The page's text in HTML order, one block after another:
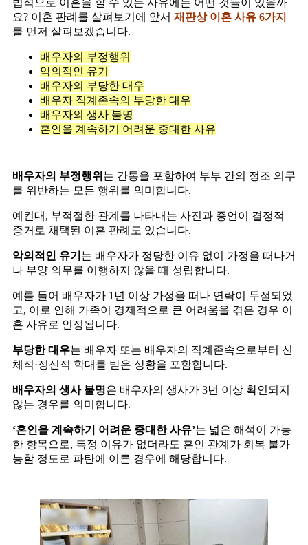
법적으로 이혼을 할 수 있는 사유에는 어떤 것들이 있을까
요? 이혼 판례를 살펴보기에 앞서 재판상 이혼 사유 6가지
를 먼저 살펴보겠습니다.
배우자의 부정행위
악의적인 유기
배우자의 부당한 대우
배우자 직계존속의 부당한 대우
배우자의 생사 불명
혼인을 계속하기 어려운 중대한 사유
배우자의 부정행위 는 간통을 포함하여 부부 간의 정조 의무
를 위반하는 모든 행위를 의미합니다.
예컨대, 부적절한 관계를 나타내는 사진과 증언이 결정적
증거로 채택된 이혼 판례도 있습니다.
악의적인 유기 는 배우자가 정당한 이유 없이 가정을 떠나거
나 부양 의무를 이행하지 않을 때 성립합니다.
예를 들어 배우자가 1년 이상 가정을 떠나 연락이 두절되었
고, 이로 인해 가족이 경제적으로 큰 어려움을 겪은 경우 이
혼 사유로 인정됩니다.
부당한 대우는 배우자 또는 배우자의 직계존속으로부터 신
체적·정신적 학대를 받은 상황을 포함합니다.
배우자의 생사 불명은 배우자의 생사가 3년 이상 확인되지
않는 경우를 의미합니다.
‘혼인을 계속하기 어려운 중대한 사유’는 넓은 해석이 가능
한 항목으로, 특정 이유가 없더라도 혼인 관계가 회복 불가
능할 정도로 파탄에 이른 경우에 해당합니다.